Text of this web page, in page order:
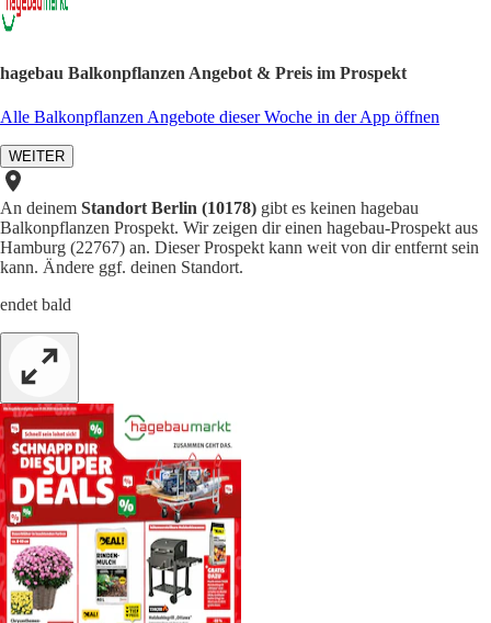
hagebau Balkonpflanzen Angebot & Preis im Prospekt
Alle Balkonpflanzen Angebote dieser Woche in der App öffnen
WEITER
An deinem Standort Berlin (10178) gibt es keinen hagebau
Balkonpflanzen Prospekt. Wir zeigen dir einen hagebau-Prospekt aus
Hamburg (22767) an. Dieser Prospekt kann weit von dir entfernt sein
kann. Ändere ggf. deinen Standort.
endet bald